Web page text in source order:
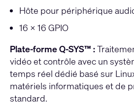
Hôte pour périphérique
16 x 16 GPIO
Plate-forme Q-SYS™ :
vidéo et contrôle avec un
temps réel dédié basé sur
matériels informatiques et de
standard.